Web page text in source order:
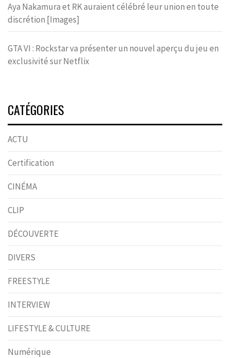
Aya Nakamura et RK auraient célébré leur union en toute
discrétion [Images]
GTA VI : Rockstar va présenter un nouvel aperçu du jeu en
exclusivité sur Netflix
CATÉGORIES
ACTU
Certification
CINÉMA
CLIP
DÉCOUVERTE
DIVERS
FREESTYLE
INTERVIEW
LIFESTYLE & CULTURE
Numérique